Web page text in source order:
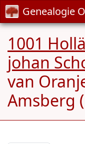
Genealogie
1001
johan
van
Amsberg